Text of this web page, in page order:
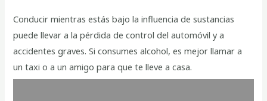
Conducir mientras estás bajo la influencia de sustancias
puede llevar a la pérdida de control del automóvil y a
accidentes graves. Si consumes alcohol, es mejor llamar a
un taxi o a un amigo para que te lleve a casa.